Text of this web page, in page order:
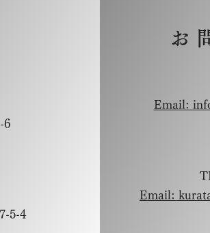
6
7-5-4
お
Email:
Email: